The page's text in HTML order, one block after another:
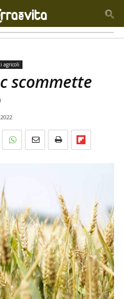
agricoli
scommette